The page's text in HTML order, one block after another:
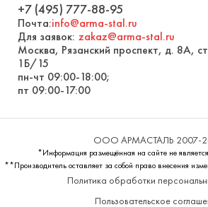
+7 (495) 777-88-95
Почта:info@arma-stal.ru
Для заявок: zakaz@arma-stal.ru
Москва, Рязанский проспект, д. 8А,
1Б/15
пн-чт 09:00-18:00;
пт 09:00-17:00
ООО АРМАСТАЛЬ 2007-
*Информация размещённая на сайте не
**Производитель оставляет за собой право внесения
Политика обработки
Пользовательское